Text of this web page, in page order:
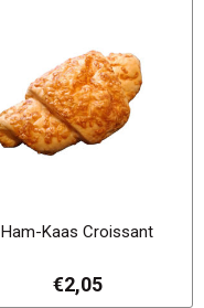
Ham-Kaas Croissant
€2,05